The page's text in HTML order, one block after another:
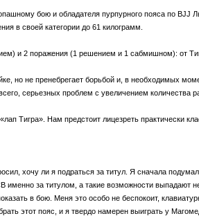
бою и обладателя пурпурного пояса по
в своей категории до 61 килограмм.
и 2 поражения (1 решением и 1 сабмишном): от
но не пренебрегает борьбой и, в необходимых
серьезных проблем с увеличением количества
Тигра». Нам предстоит лицезреть практически
хочу ли я подраться за титул. Я сначала
за титулом, а такие возможности
в бою. Меня это особо не беспокоит,
этот пояс, и я твердо намерен выиграть у